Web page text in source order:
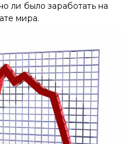
ли было заработать на
мира.